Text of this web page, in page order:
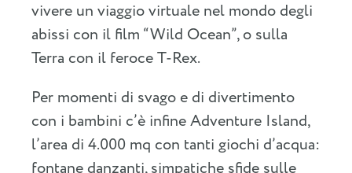
vivere un viaggio virtuale nel mondo degli
abissi con il film “Wild Ocean”, o sulla
Terra con il feroce T-Rex.
Per momenti di svago e di divertimento
con i bambini c’è infine Adventure Island,
l’area di 4.000 mq con tanti giochi d’acqua: